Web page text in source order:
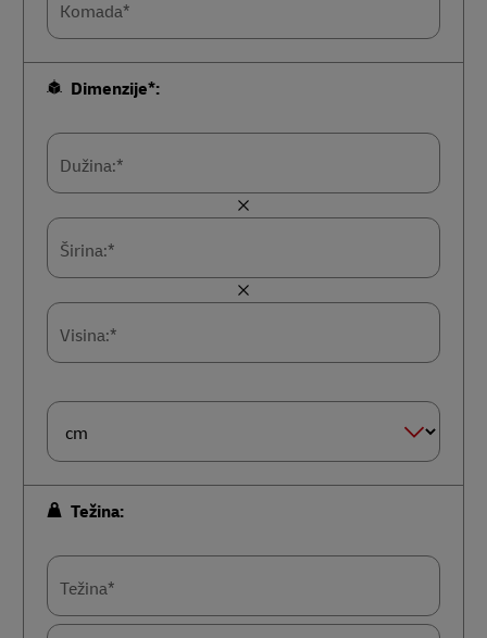
Komada*
Dimenzije*:
Dužina:*
Širina:*
Visina:*
Težina:
Težina*